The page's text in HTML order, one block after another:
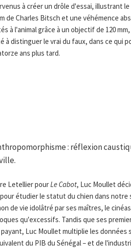
à créer un drôle d'essai, illustrant
de Charles Bitsch et une véhémence
à l'animal grâce à un objectif de 120 mm,
distinguer le vrai du faux, dans ce qui
ans plus tard.
: réflexion
Letellier pourLe Cabot, Luc Moullet
étudier le statut du chien dans notre
de vie idolâtré par ses maîtres, le
qu'excessifs. Tandis que ses
Luc Moullet multiplie les données
du PIB du Sénégal – et de